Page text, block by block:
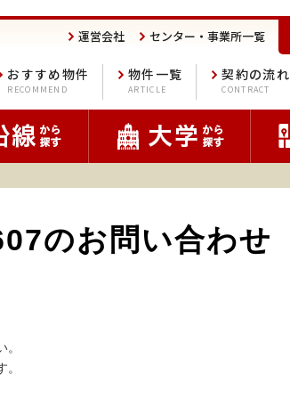
センター・事業所一覧
運営会社
契約の流れ
CONTRACT
物件一覧
ARTICLE
おすすめ物件
RECOMMEND
のお問い合わせ